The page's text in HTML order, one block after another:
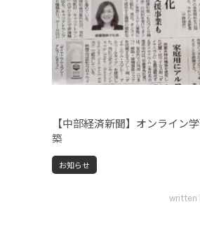
【中部経済新聞】オンライン
築
お知らせ
written